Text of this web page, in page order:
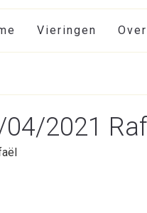
Vieringen
2021